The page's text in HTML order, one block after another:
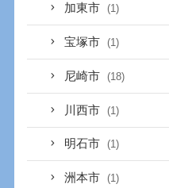
加東市 (1)
宝塚市 (1)
尼崎市 (18)
川西市 (1)
明石市 (1)
洲本市 (1)